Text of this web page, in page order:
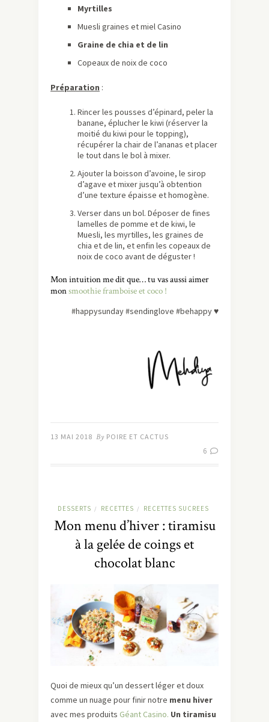
Myrtilles
Muesli graines et miel Casino
Graine de chia et de lin
Copeaux de noix de coco
Préparation :
Rincer les pousses d’épinard, peler la
banane, éplucher le kiwi (réserver la
moitié du kiwi pour le topping),
récupérer la chair de l’ananas et placer
le tout dans le bol à mixer.
Ajouter la boisson d’avoine, le sirop
d’agave et mixer jusqu’à obtention
d’une texture épaisse et homogène.
Verser dans un bol. Déposer de fines
lamelles de pomme et de kiwi, le
Muesli, les myrtilles, les graines de
chia et de lin, et enfin les copeaux de
noix de coco avant de déguster !
Mon intuition me dit que… tu vas aussi aimer
monsmoothie framboise et coco !
#happysunday #sendinglove #behappy♥
13 MAI 2018 By POIRE ET CACTUS
6
DESSERTS / RECETTES / RECETTES SUCREES
Mon menu d’hiver : tiramisu
à la gelée de coings et
chocolat blanc
Quoi de mieux qu’un dessert léger et doux
comme un nuage pour finir notre menu hiver
avec mes produits Géant Casino. Un tiramisu